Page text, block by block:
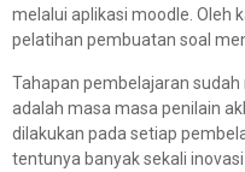
melalui aplikasi moodle. Oleh
pelatihan pembuatan soal
Tahapan pembelajaran
adalah masa masa penilain
dilakukan pada setiap
tentunya banyak sekali